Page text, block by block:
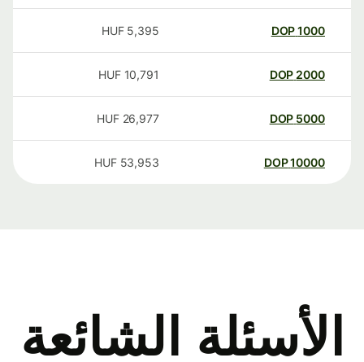
1000
DOP
5,395
HUF
2000
DOP
10,791
HUF
5000
DOP
26,977
HUF
10000
DOP
53,953
HUF
الأسئلة الشائعة